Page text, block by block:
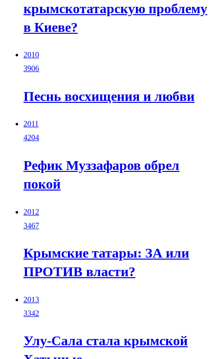
крымскотатарскую проблему
в Киеве?
2010
3906
Песнь восхищения и любви
2011
4204
Рефик Муззафаров обрел
покой
2012
3467
Крымские татары: ЗА или
ПРОТИВ власти?
2013
3342
Улу-Сала стала крымской